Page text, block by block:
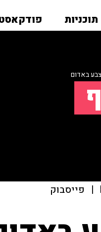
תוכניות
באדום
| פייסבוק